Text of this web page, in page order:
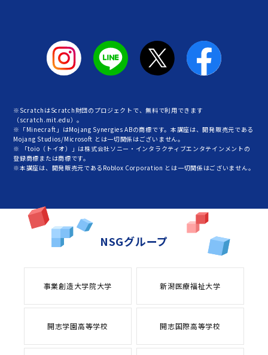
※ScratchはScratch財団のプロジェクトで、無料で利用できます
（scratch.mit.edu）。
※「Minecraft」はMojang Synergies ABの商標です。本講座は、開発販売元である
Mojang Studios/Microsoft とは一切関係はございません。
※ 「toio（トイオ）」は株式会社ソニー・インタラクティブエンタテインメントの
登録商標または商標です。
※本講座は、開発販売元であるRoblox Corporation とは一切関係はございません。
NSGグループ
事業創造大学院大学 新潟医療福祉大学
開志学園高等学校 開志国際高等学校